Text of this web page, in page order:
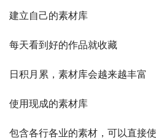
建立自己的素材库
每天看到好的作品就收藏
日积月累，素材库会越来越丰富
使用现成的素材库
包含各行各业的素材，可以直接